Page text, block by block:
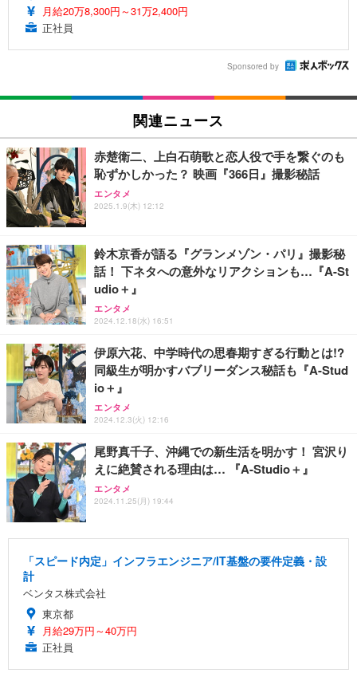
月給20万8,300円～31万2,400円
正社員
Sponsored by
関連ニュース
赤楚衛二、上白石萌歌と恋人役で手を繋ぐのも
恥ずかしかった？ 映画『366日』撮影秘話
エンタメ
2025.1.9(木) 12:12
鈴木京香が語る『グランメゾン・パリ』撮影秘
話！ 下ネタへの意外なリアクションも…『A-St
udio＋』
エンタメ
2024.12.18(水) 16:51
伊原六花、中学時代の思春期すぎる行動とは!?
同級生が明かすバブリーダンス秘話も『A-Stud
io＋』
エンタメ
2024.12.3(火) 12:16
尾野真千子、沖縄での新生活を明かす！ 宮沢り
えに絶賛される理由は… 『A-Studio＋』
エンタメ
2024.11.25(月) 19:44
「スピード内定」インフラエンジニア/IT基盤の要件定義・設
計
ベンタス株式会社
東京都
月給29万円～40万円
正社員